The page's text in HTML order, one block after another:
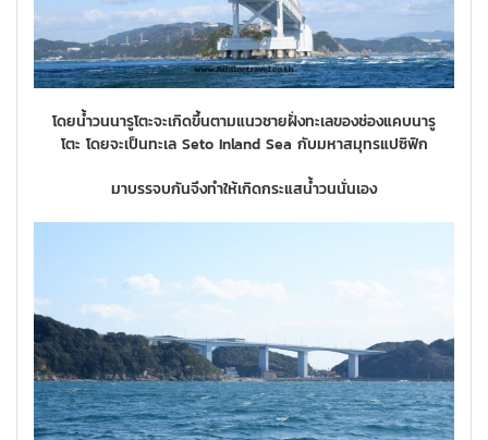
โดยน้ำวนนารูโตะจะเกิดขึ้นตามแนวชายฝั่งทะเลของช่องแคบนารู
โตะ โดยจะเป็นทะเล Seto Inland Sea กับมหาสมุทรแปซิฟิก
มาบรรจบกันจึงทำให้เกิดกระแสน้ำวนนั่นเอง